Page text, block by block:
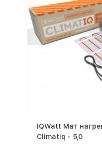
IQWatt Мат
Climatiq - 5,0